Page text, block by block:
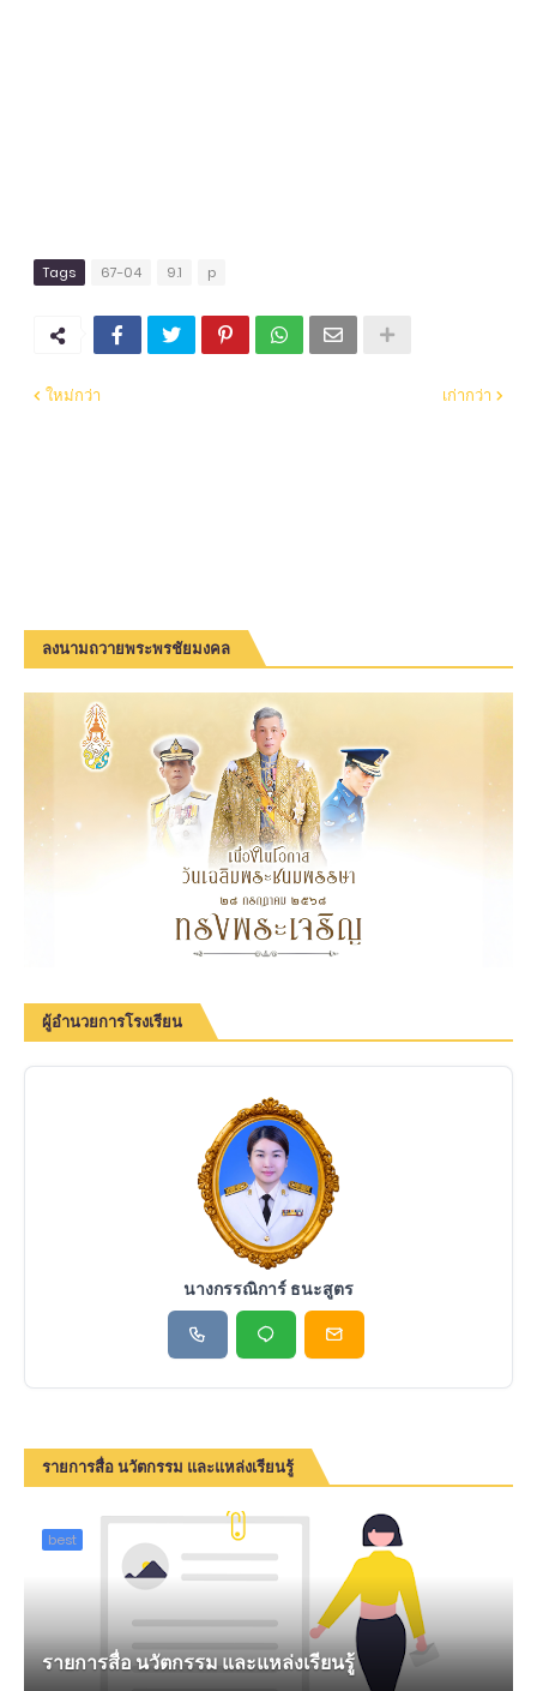
Tags 67-04 9.1 p
ใหม่กว่า เก่ากว่า
ลงนามถวายพระพรชัยมงคล
ผู้อำนวยการโรงเรียน
นางกรรณิการ์ ธนะสูตร
รายการสื่อ นวัตกรรม และแหล่งเรียนรู้
best
รายการสื่อ นวัตกรรม และแหล่งเรียนรู้